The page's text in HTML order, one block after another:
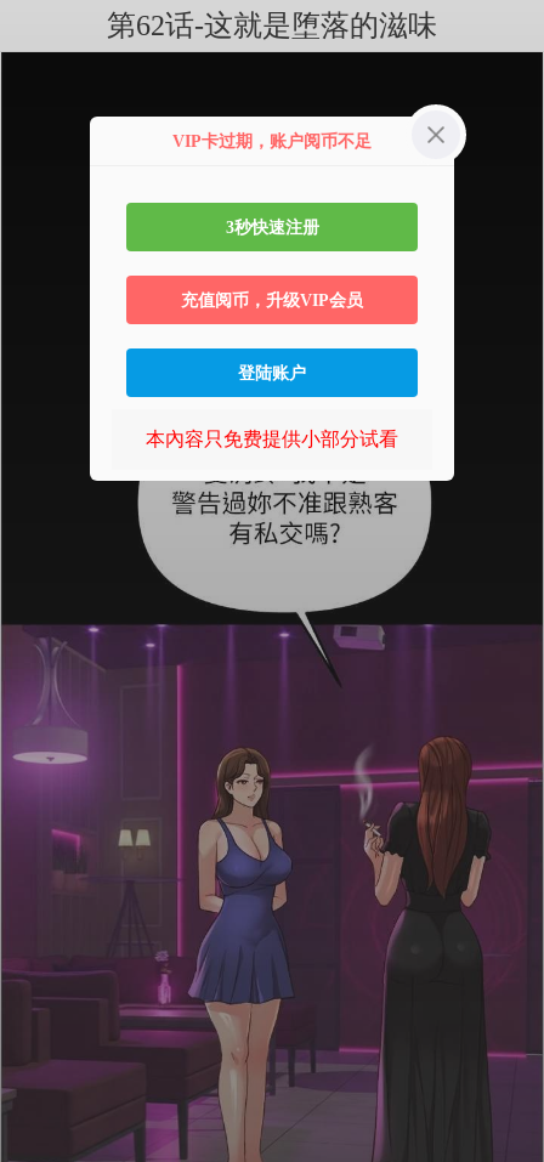
第62话-这就是堕落的滋味
VIP卡过期，账户阅币不足
3秒快速注册
充值阅币，升级VIP会员
登陆账户
本內容只免费提供小部分试看